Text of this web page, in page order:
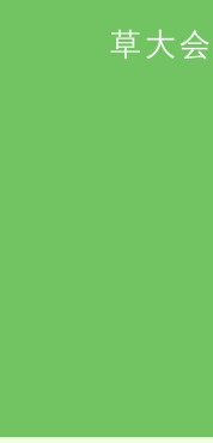
草大